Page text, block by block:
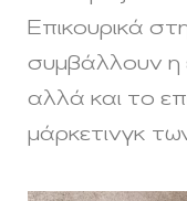
Επικουρικά
συμβάλλουν η
αλλά και το
μάρκετινγκ